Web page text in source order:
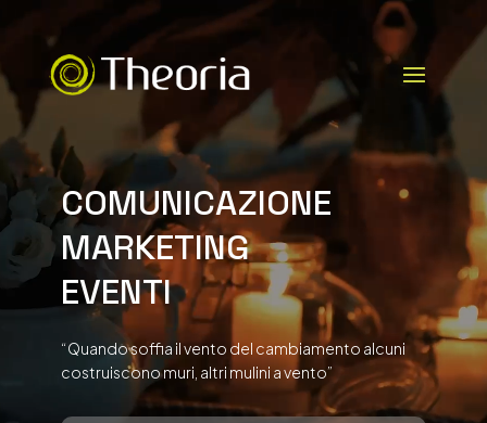
COMUNICAZIONE
MARKETING
EVENTI
“Quando soffia il vento del cambiamento alcuni
costruiscono muri, altri mulini a vento”